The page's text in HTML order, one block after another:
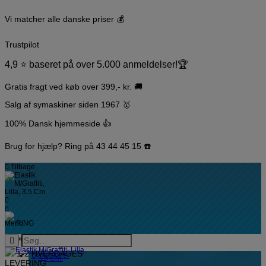
til
Vi matcher alle danske priser 💰
Trustpilot
4,9 ⭐️ baseret på over 5.000 anmeldelser!🏆
Gratis fragt ved køb over 399,- kr. 🚚
Salg af symaskiner siden 1967 🥇
100% Dansk hjemmeside 👍
Brug for hjælp? Ring på 43 44 45 15 ☎️
Tilbage
Menu
Symaskiner
RING
1-2 HVERDAGES
LEVERING